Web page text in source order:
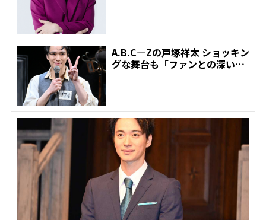
A.B.C―Zの戸塚祥太 ショッキン
グな舞台も「ファンとの深い